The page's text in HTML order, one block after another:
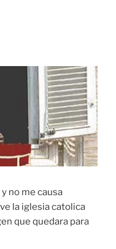
no me causa
la iglesia catolica
que quedara para